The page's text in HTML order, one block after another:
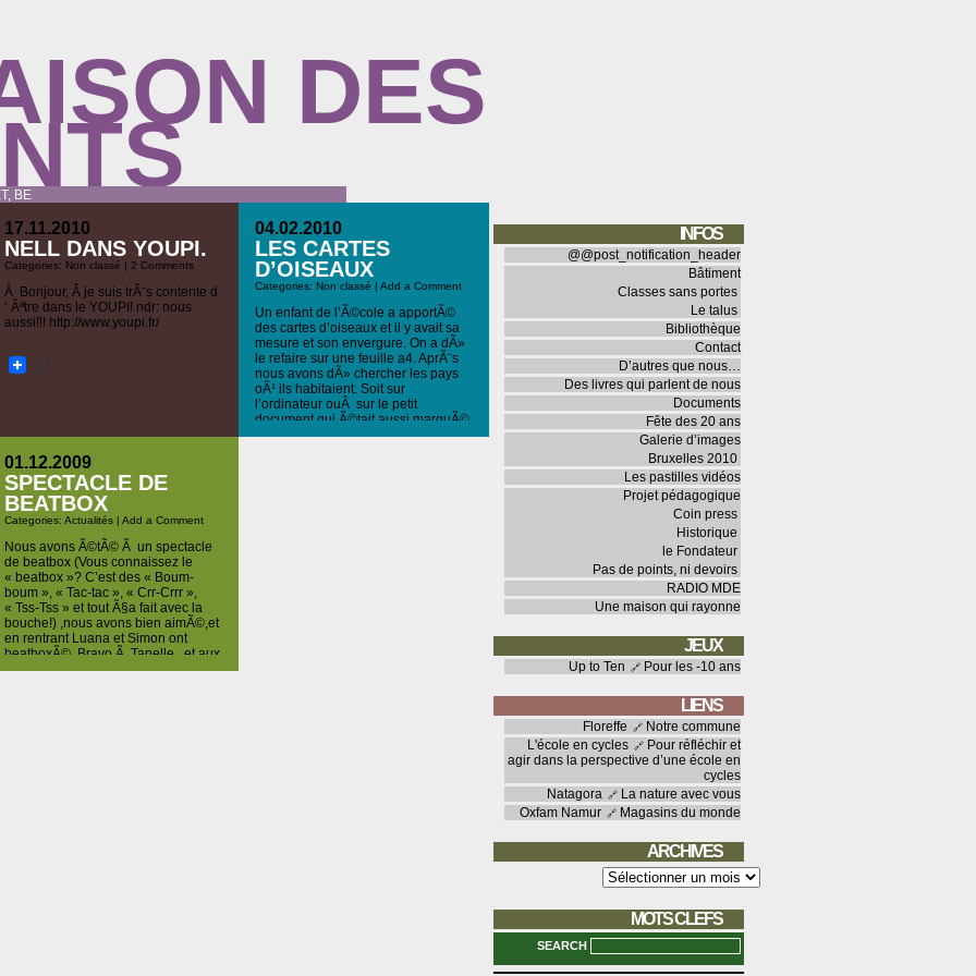
DES
BE
17.11.2010
NELL DANS YOUPI.
Categories: Non classé | 2 Comments
Â Bonjour, Â je suis trÃ¨s contente d
‘ Ãªtre dans le YOUPI! ndr: nous
aussi!!! http://www.youpi.fr/
04.02.2010
LES CARTES
D’OISEAUX
Categories: Non classé | Add a Comment
Un enfant de l’Ã©cole a apportÃ©
des cartes d’oiseaux et il y avait sa
mesure et son envergure. On a dÃ»
le refaire sur une feuille a4. AprÃ¨s
nous avons dÃ» chercher les pays
oÃ¹ ils habitaient. Soit sur
l’ordinateur ouÂ sur le petit
document qui Ã©tait aussi marquÃ©
sur la carte. A la fin […]
01.12.2009
SPECTACLE DE
BEATBOX
Categories: Actualités | Add a Comment
Nous avons Ã©tÃ© Ã un spectacle
de beatbox (Vous connaissez le
« beatbox »? C’est des « Boum-
boum », « Tac-tac », « Crr-Crrr »,
« Tss-Tss » et tout Ã§a fait avec la
bouche!) ,nous avons bien aimÃ©,et
en rentrant Luana et Simon ont
beatboxÃ©. Bravo Ã Tanelle , et aux
trois beatboxers… Un lien :
INFOS
@@post_notification_header
Bâtiment
Classes sans portes
Le talus
Bibliothèque
Contact
D’autres que nous…
Des livres qui parlent de nous
Documents
Fête des 20 ans
Galerie d’images
Bruxelles 2010
Les pastilles vidéos
Projet pédagogique
Coin press
Historique
le Fondateur
Pas de points, ni devoirs
RADIO MDE
Une maison qui rayonne
JEUX
Up to Ten Pour les -10 ans
LIENS
Floreffe
Notre commune
L'école en cycles
Pour réfléchir et
agir dans la perspective d’une école en
cycles
Natagora
La nature avec vous
Oxfam Namur
Magasins du monde
ARCHIVES
MOTS CLEFS
SEARCH